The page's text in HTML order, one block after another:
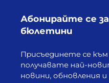
Абонирайте се
бюлетини
Присъединете се
получавате най-
новини, обновления